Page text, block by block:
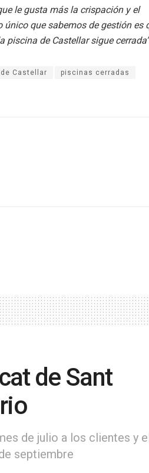
le gusta más la crispación y el
único que sabemos de gestión es
de Castellar sigue
Castellar piscinas cerradas
de Sant
de julio a los clientes y el
septiembre